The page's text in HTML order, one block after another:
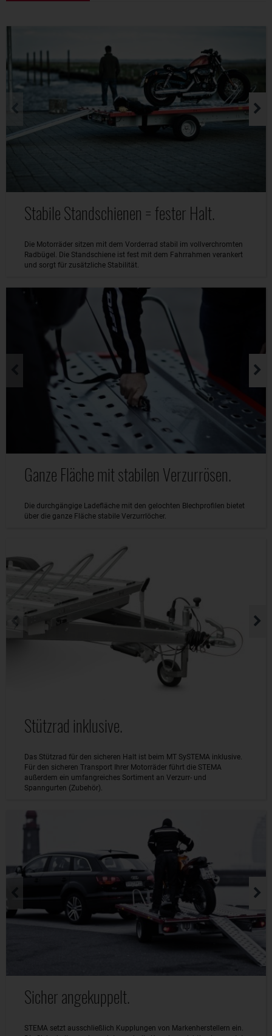
Stabile Standschienen = fester Halt.
Die Motorräder sitzen mit dem Vorderrad stabil im vollverchromten
Radbügel. Die Standschiene ist fest mit dem Fahrrahmen verankert
und sorgt für zusätzliche Stabilität.
Ganze Fläche mit stabilen Verzurrösen.
Die durchgängige Ladefläche mit den gelochten Blechprofilen bietet
über die ganze Fläche stabile Verzurrlöcher.
Stützrad inklusive.
Das Stützrad für den sicheren Halt ist beim MT SySTEMA inklusive.
Für den sicheren Transport Ihrer Motorräder führt die STEMA
außerdem ein umfangreiches Sortiment an Verzurr- und
Spanngurten (Zubehör).
Sicher angekuppelt.
STEMA setzt ausschließlich Kupplungen von Markenherstellern ein.